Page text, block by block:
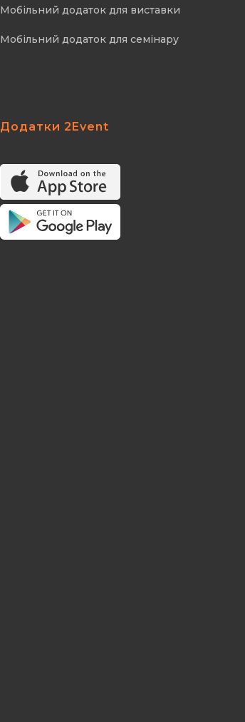
Мобільний додаток для виставки
Мобільний додаток для семінару
Додатки 2Event